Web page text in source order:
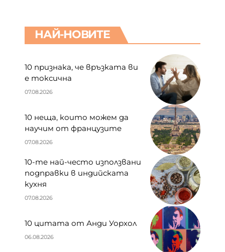
НАЙ-НОВИТЕ
10 признака, че връзката ви
е токсична
07.08.2026
10 неща, които можем да
научим от французите
07.08.2026
10-те най-често използвани
подправки в индийската
кухня
07.08.2026
10 цитата от Анди Уорхол
06.08.2026